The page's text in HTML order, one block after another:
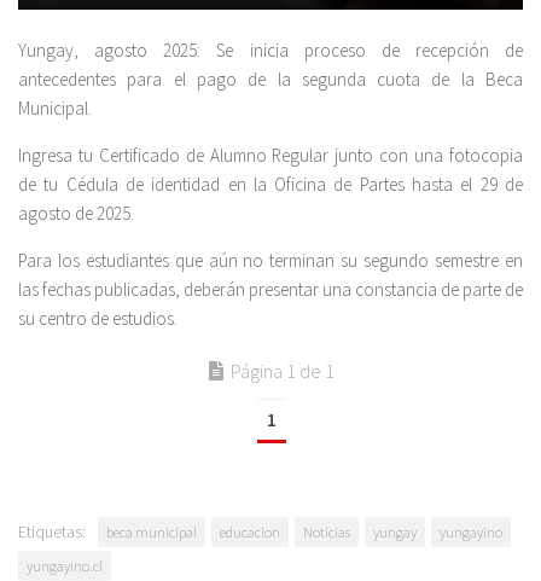
Yungay, agosto 2025: Se inicia proceso de recepción de
antecedentes para el pago de la segunda cuota de la Beca
Municipal.
Ingresa tu Certificado de Alumno Regular junto con una fotocopia
de tu Cédula de identidad en la Oficina de Partes hasta el 29 de
agosto de 2025.
Para los estudiantes que aún no terminan su segundo semestre en
las fechas publicadas, deberán presentar una constancia de parte de
su centro de estudios.
Página 1 de 1
1
Etiquetas: beca municipal educacion Noticias yungay
yungayino
yungayino.cl